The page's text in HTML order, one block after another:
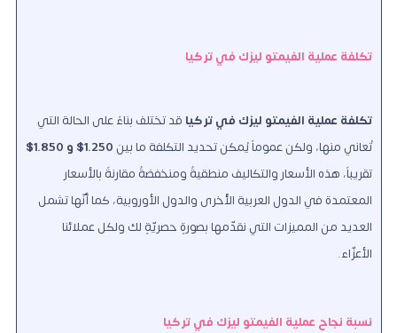
تكلفة عملية الفيمتو ليزك في تركيا
تكلفة عملية الفيمتو ليزك في تركيا قد تختلف بناءً على الحالة التي
تُعاني منها، ولكن عموماً يُمكن تحديد التكلفة ما بين
تقريباً، هذه الأسعار والتكاليف منطقيةٌ ومنخفضةٌ مقارنةً بالأسعار
المعتمدة في الدول العربية الأُخرى والدول الأوروبية، كما أنّها تشمل
العديد من المميزات التي نقدّمها بصورةٍ حصريّةٍ لك ولكل عملائنا
الأعزّاء.
نسبة نجاح عملية الفيمتو ليزك في تركيا